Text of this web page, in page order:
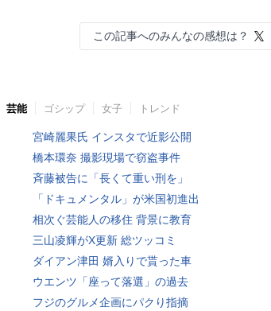
この記事へのみんなの感想は？
芸能 ゴシップ 女子 トレンド
宮崎麗果氏 インスタで近影公開
橋本環奈 撮影現場で窃盗事件
斉藤被告に「長くて重い刑を」
「ドキュメンタル」が米国初進出
相次ぐ芸能人の移住 背景に教育
三山凌輝がX更新 総ツッコミ
ダイアン津田 婿入りで貰った車
ウエンツ「座って落選」の過去
フジのグルメ企画にパクり指摘